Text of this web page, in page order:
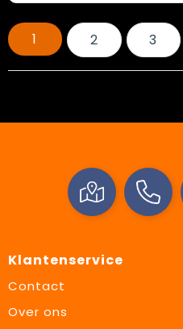
1 2 3
Klantenservice
Contact
Over ons